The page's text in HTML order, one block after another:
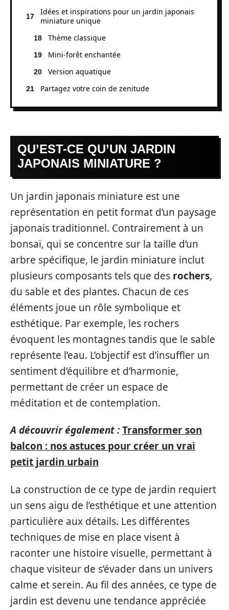
Idées et inspirations pour un jardin japonais
miniature unique
Thème classique
Mini-forêt enchantée
Version aquatique
Partagez votre coin de zenitude
QU’EST-CE QU’UN JARDIN
JAPONAIS MINIATURE ?
Un jardin japonais miniature est une
représentation en petit format d’un paysage
japonais traditionnel. Contrairement à un
bonsaï, qui se concentre sur la taille d’un
arbre spécifique, le jardin miniature inclut
plusieurs composants tels que des rochers,
du sable et des plantes. Chacun de ces
éléments joue un rôle symbolique et
esthétique. Par exemple, les rochers
évoquent les montagnes tandis que le sable
représente l’eau. L’objectif est d’insuffler un
sentiment d’équilibre et d’harmonie,
permettant de créer un espace de
méditation et de contemplation.
A découvrir également :Transformer son
balcon : nos astuces pour créer un vrai
petit jardin urbain
La construction de ce type de jardin requiert
un sens aigu de l’esthétique et une attention
particulière aux détails. Les différentes
techniques de mise en place visent à
raconter une histoire visuelle, permettant à
chaque visiteur de s’évader dans un univers
calme et serein. Au fil des années, ce type de
jardin est devenu une tendance appréciée